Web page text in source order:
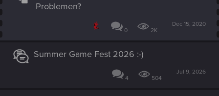
Problemen?
0 2K
Dec 15, 2020
Summer Game Fest 2026 :-)
4 504
Jul 9, 2026